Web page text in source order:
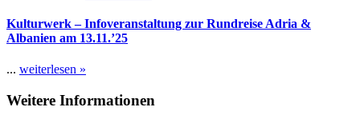
Kulturwerk – Infoveranstaltung zur Rundreise Adria &
Albanien am 13.11.’25
... weiterlesen »
Weitere Informationen